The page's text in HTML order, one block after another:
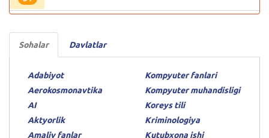
Sohalar Davlatlar
Adabiyot
Aerokosmonavtika
AI
Aktyorlik
Amaliy fanlar
Kompyuter fanlari
Kompyuter muhandisligi
Koreys tili
Kriminologiya
Kutubxona ishi